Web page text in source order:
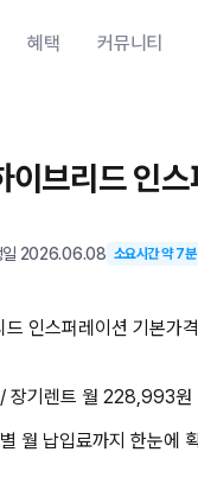
혜택 커뮤니티
이브리드 인
2026.06.08 소요시간 약7분
인스퍼레이션 기본가격
장기렌트 월 228,993
월 납입료까지 한눈에